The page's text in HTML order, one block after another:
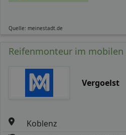
Quelle: meinestadt.de
Reifenmonteur im mobilen
Vergoelst
Koblenz